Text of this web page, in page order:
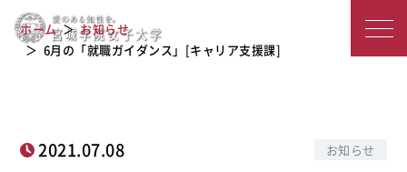
城
6月の「就職ガイダンス」[キャリア支
援課]
ホーム
お知らせ
6月の「就職ガイダンス」[キャリア支援課]
2021.07.08 お知らせ